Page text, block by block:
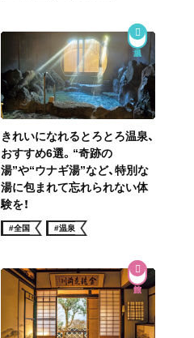
きれいになれるとろとろ温泉、
おすすめ6選。“奇跡の
湯”や“ウナギ湯”など、特別な
湯に包まれて忘れられない体
験を！
#全国 #温泉